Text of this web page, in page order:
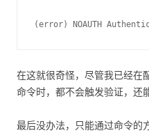
在这就很奇怪，尽管我已经在
命令时，都不会触发验证，还
最后没办法，只能通过命令的